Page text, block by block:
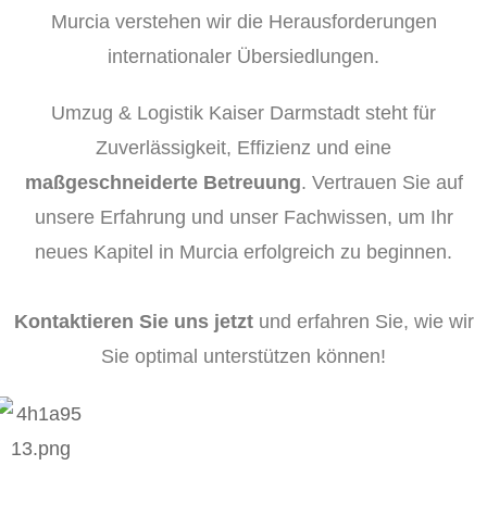
Murcia verstehen wir die Herausforderungen
internationaler Übersiedlungen.
Umzug & Logistik Kaiser Darmstadt steht für
Zuverlässigkeit, Effizienz und eine
maßgeschneiderte Betreuung. Vertrauen Sie auf
unsere Erfahrung und unser Fachwissen, um Ihr
neues Kapitel in Murcia erfolgreich zu beginnen.
Kontaktieren Sie uns jetztund erfahren Sie, wie wir
Sie optimal unterstützen können!